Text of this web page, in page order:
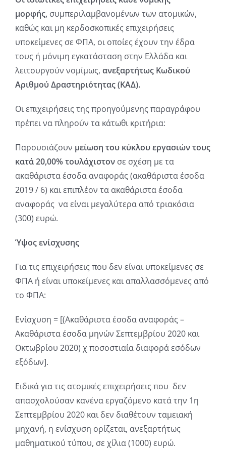
μορφής, συμπεριλαμβανομένων των ατομικών,
καθώς και μη κερδοσκοπικές επιχειρήσεις
υποκείμενες σε ΦΠΑ, οι οποίες έχουν την έδρα
τους ή μόνιμη εγκατάσταση στην Ελλάδα και
λειτουργούν νομίμως, ανεξαρτήτως Κωδικού
Αριθμού Δραστηριότητας (ΚΑΔ).
Οι επιχειρήσεις της προηγούμενης παραγράφου
πρέπει να πληρούν τα κάτωθι κριτήρια:
Παρουσιάζουν μείωση του κύκλου εργασιών τους
κατά 20,00% τουλάχιστον σε σχέση με τα
ακαθάριστα έσοδα αναφοράς (ακαθάριστα έσοδα
2019 / 6) και επιπλέον τα ακαθάριστα έσοδα
αναφοράς να είναι μεγαλύτερα από τριακόσια
(300) ευρώ.
Ύψος ενίσχυσης
Για τις επιχειρήσεις που δεν είναι υποκείμενες σε
ΦΠΑ ή είναι υποκείμενες και απαλλασσόμενες από
το ΦΠΑ:
Ενίσχυση = [(Ακαθάριστα έσοδα αναφοράς –
Ακαθάριστα έσοδα μηνών Σεπτεμβρίου 2020 και
Οκτωβρίου 2020) χ ποσοστιαία διαφορά εσόδων
εξόδων].
Ειδικά για τις ατομικές επιχειρήσεις που δεν
απασχολούσαν κανένα εργαζόμενο κατά την 1η
Σεπτεμβρίου 2020 και δεν διαθέτουν ταμειακή
μηχανή, η ενίσχυση ορίζεται, ανεξαρτήτως
μαθηματικού τύπου, σε χίλια (1000) ευρώ.